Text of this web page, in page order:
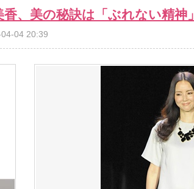
香、美の秘訣は「ぶれない精神」
04 20:39